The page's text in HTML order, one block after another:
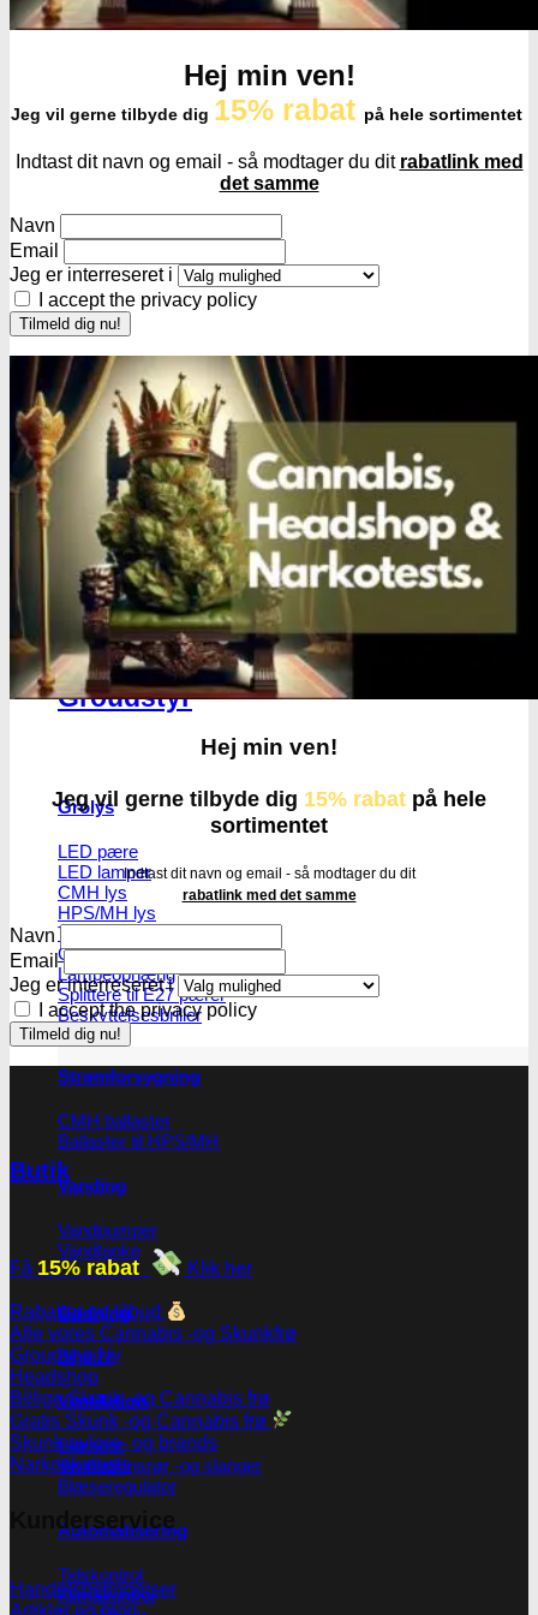
Få cannabis frø for hver
200DKK handlet i
headshoppen
Gå til headshoppen
Groudstyr
Groudstyr
Grolys
LED pære
LED lamper
CMH lys
HPS/MH lys
T5 lamper | Plantedyrkning
Grønt lys - Plante neutralt
Lampeophæng
Splittere til E27 pærer
Beskyttelsesbriller
Strømforsygning
CMH ballaster
Ballaster til HPS/MH
Vanding
Vandpumper
Vandtanke
Gødning
Biobizz
Ventilation
Blæsere
Ventilationsrør -og slanger
Blæseregulator
Automatisering
Tidskontrol
Klimakontrol
Hej min ven!
Jeg vil gerne tilbyde dig 15% rabat på hele sortimentet
Indtast dit navn og email - så modtager du dit rabatlink med
det samme
Navn
Email
Jeg er interreseret i
I accept the privacy policy
Hej min ven!
Jeg vil gerne tilbyde dig 15% rabat på hele
sortimentet
Indtast dit navn og email - så modtager du dit
rabatlink med det samme
Navn
Email
Jeg er interreseret i
I accept the privacy policy
Butik
Få 15% rabat Klik her
Rabatter og tilbud
Alle vores Cannabis -og Skunkfrø
Groudstyr
Headshop
Billige Skunk -og Cannabis frø
Gratis Skunk -og Cannabis frø
Skunk avlere- og brands
Narkotikatests
Kunderservice
Handelsbetingelser
Artikler og blog